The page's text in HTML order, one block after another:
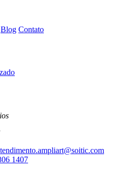
Blog Contato
1407